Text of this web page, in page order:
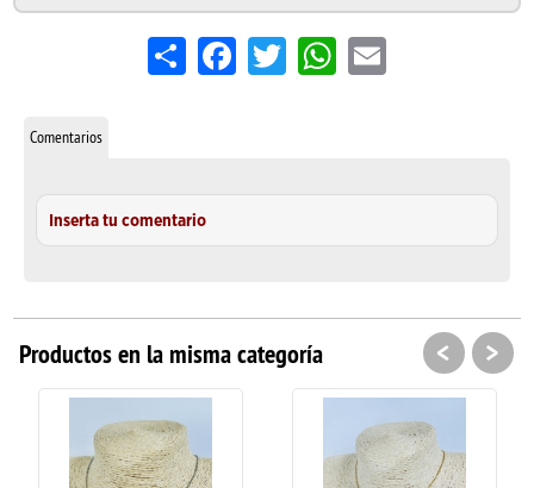
Share FacebookTwitterWhatsApp
Email
Comentarios
Inserta tu comentario
Productos en la misma categoría < >